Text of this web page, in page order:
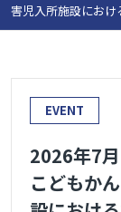
害児入所施設におけ
EVENT
2026年7
こどもか